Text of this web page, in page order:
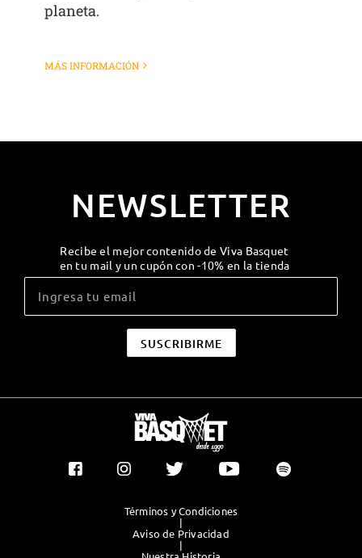
planeta.
MÁS INFORMACIÓN
NEWSLETTER
Recibe el mejor contenido de Viva Basquet
en tu mail y un cupón con -10% en la tienda
Términos y Condiciones
|
Aviso de Privacidad
|